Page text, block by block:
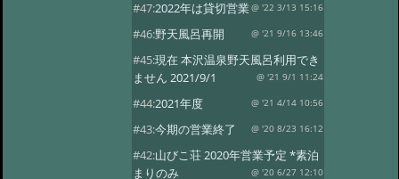
#47:2022年は貸切営業 @ '22 3/13 15:16
#46:野天風呂再開 @ '21 9/16 13:46
#45:現在 本沢温泉野天風呂利用でき
ません 2021/9/1
@ '21 9/1 11:24
#44:2021年度 @ '21 4/14 10:56
#43:今期の営業終了 @ '20 8/23 16:12
#42:山びこ荘 2020年営業予定 *素泊
まりのみ
@ '20 6/27 12:10